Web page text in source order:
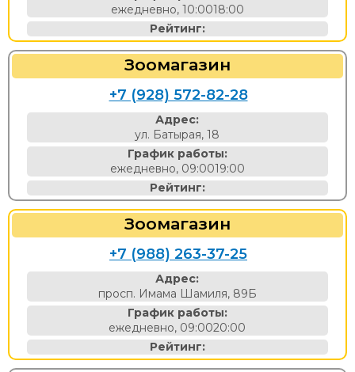
ежедневно, 10:0018:00
Рейтинг:
Зоомагазин
+7 (928) 572-82-28
Адрес:
ул. Батырая, 18
График работы:
ежедневно, 09:0019:00
Рейтинг:
Зоомагазин
+7 (988) 263-37-25
Адрес:
просп. Имама Шамиля, 89Б
График работы:
ежедневно, 09:0020:00
Рейтинг: